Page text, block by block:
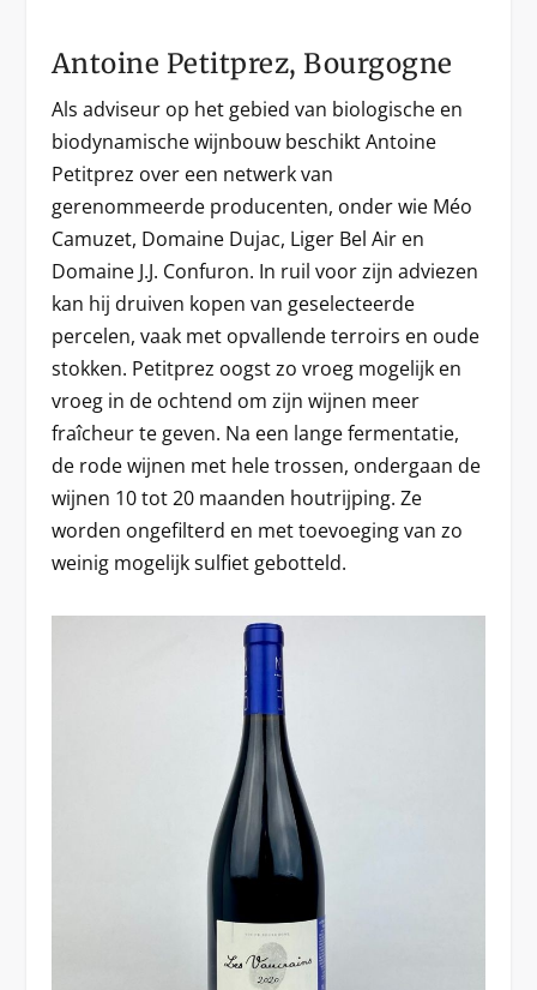
Antoine Petitprez, Bourgogne
Als adviseur op het gebied van biologische en
biodynamische wijnbouw beschikt Antoine
Petitprez over een netwerk van
gerenommeerde producenten, onder wie Méo
Camuzet, Domaine Dujac, Liger Bel Air en
Domaine J.J. Confuron. In ruil voor zijn adviezen
kan hij druiven kopen van geselecteerde
percelen, vaak met opvallende terroirs en oude
stokken. Petitprez oogst zo vroeg mogelijk en
vroeg in de ochtend om zijn wijnen meer
fraîcheur te geven. Na een lange fermentatie,
de rode wijnen met hele trossen, ondergaan de
wijnen 10 tot 20 maanden houtrijping. Ze
worden ongefilterd en met toevoeging van zo
weinig mogelijk sulfiet gebotteld.